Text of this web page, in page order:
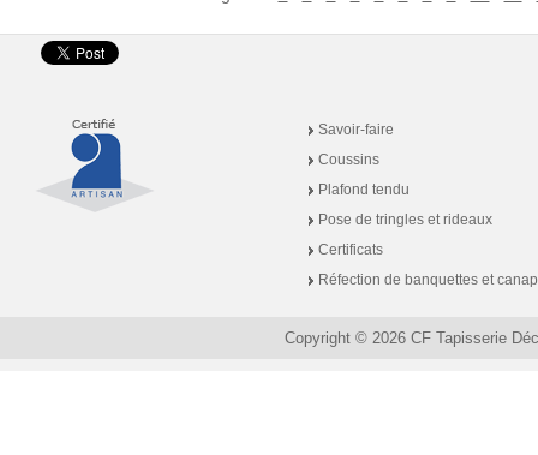
Savoir-faire
Coussins
Plafond tendu
Pose de tringles et rideaux
Certificats
Réfection de banquettes et
Copyright © 2026 CF Tapisserie